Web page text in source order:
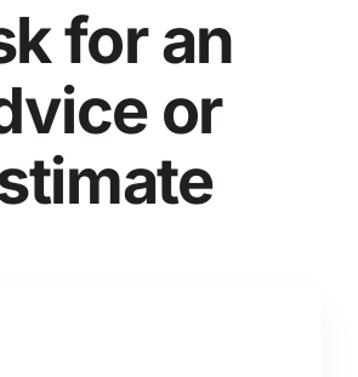
for an
or